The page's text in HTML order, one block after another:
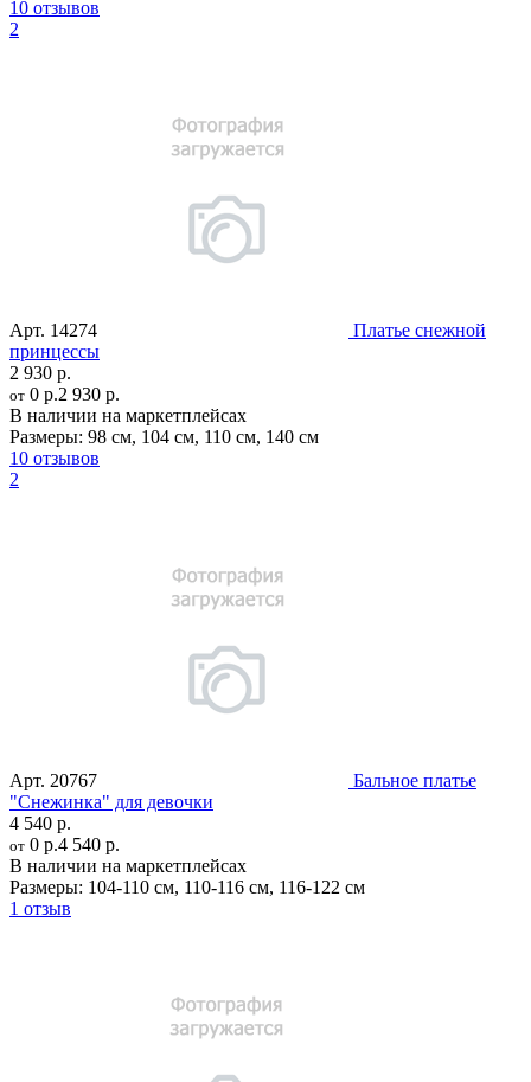
10 отзывов
2
Арт. 14274
Платье снежной
принцессы
2 930 р.
от 0 р.2 930 р.
В наличии на маркетплейсах
Размеры: 98 см, 104 см, 110 см, 140 см
10 отзывов
2
Арт. 20767
Бальное платье
"Снежинка" для девочки
4 540 р.
от 0 р.4 540 р.
В наличии на маркетплейсах
Размеры: 104-110 см, 110-116 см, 116-122 см
1 отзыв